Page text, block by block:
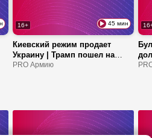
16+ 45 мин
Киевский режим продает
Украину | Трамп пошел на
попятную с Ираном? | ЕС
PRO Армию